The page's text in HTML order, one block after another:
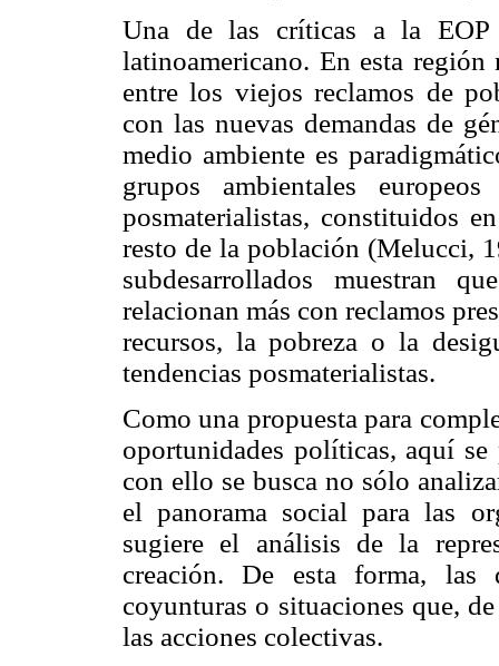
Una de las críticas a la
latinoamericano. En esta región
entre los viejos reclamos de
con las nuevas demandas de
medio ambiente es
grupos ambientales
posmaterialistas, constituidos
resto de la población (Melucci,
subdesarrollados muestran
relacionan más con reclamos
recursos, la pobreza o la
tendencias posmaterialistas.
Como una propuesta para
oportunidades políticas, aquí
con ello se busca no sólo
el panorama social para las
sugiere el análisis de la
creación. De esta forma, las
coyunturas o situaciones que,
las acciones colectivas.